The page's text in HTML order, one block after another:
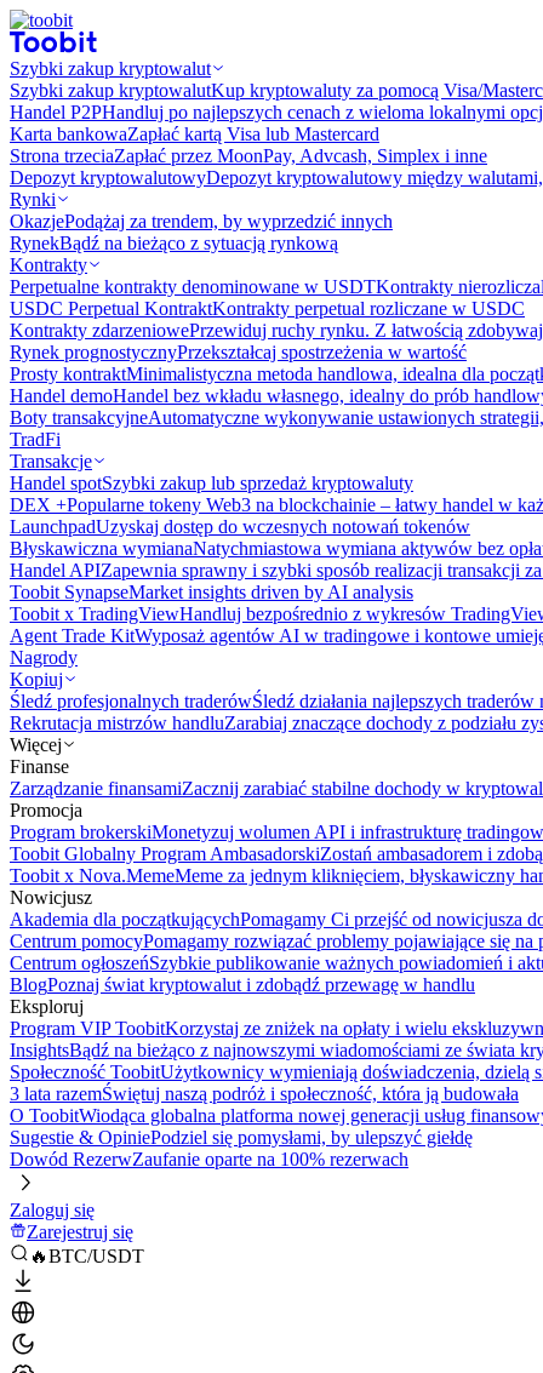
Szybki zakup kryptowalut
Szybki zakup kryptowalutKup kryptowaluty za pomocą Visa/
Handel P2PHandluj po najlepszych cenach z wieloma lokalnymi
Karta bankowaZapłać kartą Visa lub Mastercard
Strona trzeciaZapłać przez MoonPay, Advcash, Simplex i inne
Depozyt kryptowalutowyDepozyt kryptowalutowy między
Rynki
OkazjePodążaj za trendem, by wyprzedzić innych
RynekBądź na bieżąco z sytuacją rynkową
Kontrakty
Perpetualne kontrakty denominowane w USDTKontrakty
USDC Perpetual KontraktKontrakty perpetual rozliczane w USDC
Kontrakty zdarzeniowePrzewiduj ruchy rynku. Z łatwością
Rynek prognostyczny​​Przekształcaj spostrzeżenia w wartość
Prosty kontraktMinimalistyczna metoda handlowa, idealna dla
Handel demoHandel bez wkładu własnego, idealny do prób
Boty transakcyjneAutomatyczne wykonywanie ustawionych
TradFi
Transakcje
Handel spotSzybki zakup lub sprzedaż kryptowaluty
DEX +Popularne tokeny Web3 na blockchainie – łatwy handel w
LaunchpadUzyskaj dostęp do wczesnych notowań tokenów
Błyskawiczna wymianaNatychmiastowa wymiana aktywów bez
Handel APIZapewnia sprawny i szybki sposób realizacji transakcji
Toobit SynapseMarket insights driven by AI analysis
Toobit x TradingViewHandluj bezpośrednio z wykresów
Agent Trade KitWyposaż agentów AI w tradingowe i kontowe
Nagrody
Kopiuj
Śledź profesjonalnych traderówŚledź działania najlepszych traderów
Rekrutacja mistrzów handluZarabiaj znaczące dochody z podziału
Więcej
Finanse
Zarządzanie finansamiZacznij zarabiać stabilne dochody w
Promocja
Program brokerskiMonetyzuj wolumen API i infrastrukturę
Toobit Globalny Program AmbasadorskiZostań ambasadorem i
Toobit x Nova.MemeMeme za jednym kliknięciem, błyskawiczny
Nowicjusz
Akademia dla początkującychPomagamy Ci przejść od nowicjusza
Centrum pomocyPomagamy rozwiązać problemy pojawiające się na
Centrum ogłoszeńSzybkie publikowanie ważnych powiadomień i
BlogPoznaj świat kryptowalut i zdobądź przewagę w handlu
Eksploruj
Program VIP ToobitKorzystaj ze zniżek na opłaty i wielu
InsightsBądź na bieżąco z najnowszymi wiadomościami ze świata
Społeczność ToobitUżytkownicy wymieniają doświadczenia, dzielą
3 lata razemŚwiętuj naszą podróż i społeczność, która ją budowała
O ToobitWiodąca globalna platforma nowej generacji usług
Sugestie & OpiniePodziel się pomysłami, by ulepszyć giełdę
Dowód RezerwZaufanie oparte na 100% rezerwach
Zaloguj się
Zarejestruj się
🔥BTC/USDT